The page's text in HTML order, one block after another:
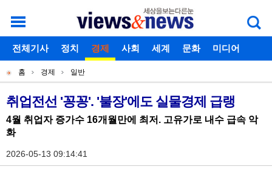
개
별
메
뉴
로그인 회원가입 아이디찾기 비밀번호찾기
주
메
뉴
전체기사 정치 경제 사회 세계 문화
미디어
현
재
위
치
홈 경제 일반
기
사
문
취업전선 '꽁꽁'. '불장'에도 실물경제 급랭
4월 취업자 증가수 16개월만에 최저. 고유가로 내수 급속 악
화
2026-05-13 09:14:41